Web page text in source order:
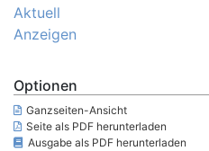
Aktuell
Anzeigen
Optionen
Ganzseiten-Ansicht
Seite als PDF herunterladen
Ausgabe als PDF herunterladen